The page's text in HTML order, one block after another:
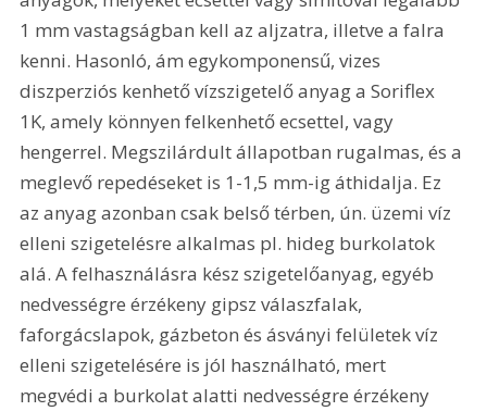
1 mm vastagságban kell az aljzatra, illetve a falra
kenni. Hasonló, ám egykomponensű, vizes
diszperziós kenhető vízszigetelő anyag a Soriflex
1K, amely könnyen felkenhető ecsettel, vagy
hengerrel. Megszilárdult állapotban rugalmas, és a
meglevő repedéseket is 1-1,5 mm-ig áthidalja. Ez
az anyag azonban csak belső térben, ún. üzemi víz
elleni szigetelésre alkalmas pl. hideg burkolatok
alá. A felhasználásra kész szigetelőanyag, egyéb
nedvességre érzékeny gipsz válaszfalak,
faforgácslapok, gázbeton és ásványi felületek víz
elleni szigetelésére is jól használható, mert
megvédi a burkolat alatti nedvességre érzékeny